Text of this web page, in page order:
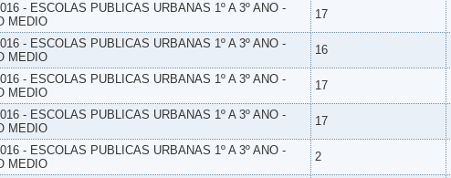
- ESCOLAS PUBLICAS URBANAS 1º A 3º ANO -
MEDIO
17
- ESCOLAS PUBLICAS URBANAS 1º A 3º ANO -
MEDIO
16
- ESCOLAS PUBLICAS URBANAS 1º A 3º ANO -
MEDIO
17
- ESCOLAS PUBLICAS URBANAS 1º A 3º ANO -
MEDIO
17
- ESCOLAS PUBLICAS URBANAS 1º A 3º ANO -
MEDIO
2